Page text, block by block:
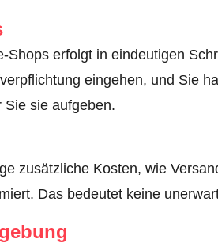
Shops erfolgt in eindeutigen
eingehen, und Sie
Sie sie aufgeben.
zusätzliche Kosten, wie
Das bedeutet keine